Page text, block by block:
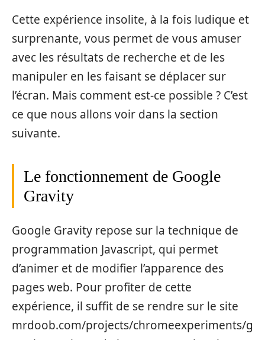
Cette expérience insolite, à la fois ludique et
surprenante, vous permet de vous amuser
avec les résultats de recherche et de les
manipuler en les faisant se déplacer sur
l’écran. Mais comment est-ce possible ? C’est
ce que nous allons voir dans la section
suivante.
Le fonctionnement de Google
Gravity
Google Gravity repose sur la technique de
programmation Javascript, qui permet
d’animer et de modifier l’apparence des
pages web. Pour profiter de cette
expérience, il suffit de se rendre sur le site
mrdoob.com/projects/chromeexperiments/g